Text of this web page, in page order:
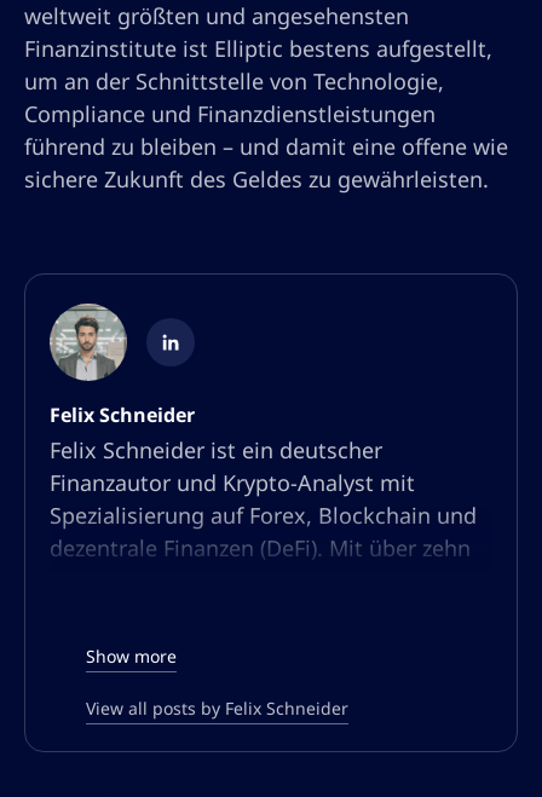
weltweit größten und angesehensten
Finanzinstitute ist Elliptic bestens aufgestellt,
um an der Schnittstelle von Technologie,
Compliance und Finanzdienstleistungen
führend zu bleiben – und damit eine offene wie
sichere Zukunft des Geldes zu gewährleisten.
Felix Schneider
Felix Schneider ist ein deutscher
Finanzautor und Krypto-Analyst mit
Spezialisierung auf Forex, Blockchain und
dezentrale Finanzen (DeFi). Mit über zehn
anerkannter Experte in der Trading- und
Krypto-Community etabliert.
Seine Stärke liegt darin, komplexe
Show more
View all posts by Felix Schneider